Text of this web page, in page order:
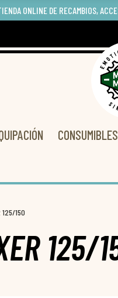
ONLINE DE RECAMBIOS,
CONSUMIBLES
125/150
125/